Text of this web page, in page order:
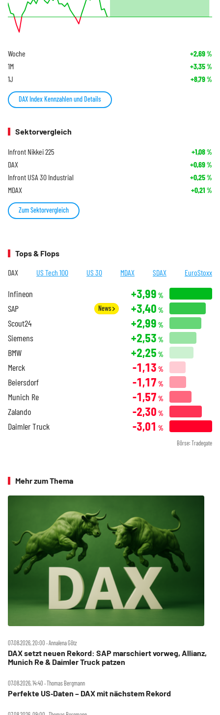
Woche +2,69%
1M +3,35%
1J +8,79%
DAX Index Kennzahlen und Details
Sektorvergleich
Infront Nikkei 225 +1,08%
DAX +0,69%
Infront USA 30 Industrial +0,25%
MDAX +0,21 %
Zum Sektorvergleich
Tops & Flops
DAX US Tech 100 US 30 MDAX SDAX EuroStoxx
Infineon +3,99 %
SAP News +3,40 %
Scout24 +2,99 %
Siemens +2,53 %
BMW +2,25 %
Merck -1,13 %
Beiersdorf -1,17 %
Munich Re -1,57 %
Zalando -2,30 %
Daimler Truck -3,01 %
Börse: Tradegate
Mehr zum Thema
07.08.2026, 20:00 ‧ Annalena Götz
DAX setzt neuen Rekord: SAP marschiert vorweg, Allianz,
Munich Re & Daimler Truck patzen
07.08.2026, 14:40 ‧ Thomas Bergmann
Perfekte US‑Daten – DAX mit nächstem Rekord